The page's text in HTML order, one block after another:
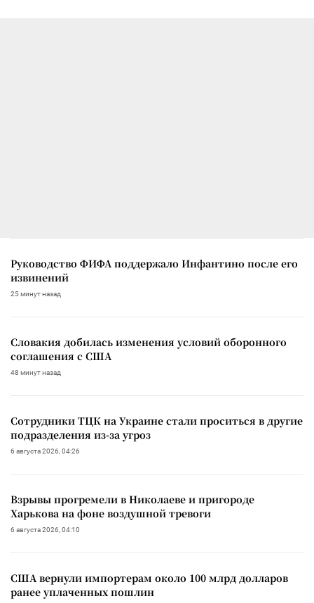
Руководство ФИФА поддержало Инфантино после его
извинений
25 минут назад
Словакия добилась изменения условий оборонного
соглашения с США
48 минут назад
Сотрудники ТЦК на Украине стали проситься в другие
подразделения из-за угроз
6 августа 2026, 04:26
Взрывы прогремели в Николаеве и пригороде
Харькова на фоне воздушной тревоги
6 августа 2026, 04:10
США вернули импортерам около 100 млрд долларов
ранее уплаченных пошлин